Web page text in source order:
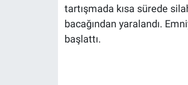
tartışmada kısa sürede
bacağından yaralandı.
başlattı.